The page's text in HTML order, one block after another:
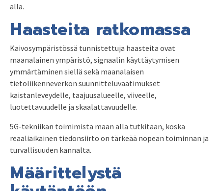
alla.
Haasteita ratkomassa
Kaivosympäristössä tunnistettuja haasteita ovat
maanalainen ympäristö, signaalin käyttäytymisen
ymmärtäminen siellä sekä maanalaisen
tietoliikenneverkon suunnitteluvaatimukset
kaistanleveydelle, taajuusalueelle, viiveelle,
luotettavuudelle ja skaalattavuudelle.
5G-tekniikan toimimista maan alla tutkitaan, koska
reaaliaikainen tiedonsiirto on tärkeää nopean toiminnan ja
turvallisuuden kannalta.
Määrittelystä